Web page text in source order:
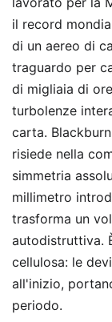
il record
di un aereo di
traguardo per
di migliaia di
turbolenze
carta.
risiede nella
simmetria
millimetro
trasforma un
autodistruttiva.
cellulosa: le
all'inizio,
periodo.